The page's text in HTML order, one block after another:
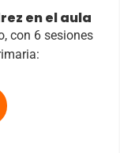
en el aula
con 6 sesiones